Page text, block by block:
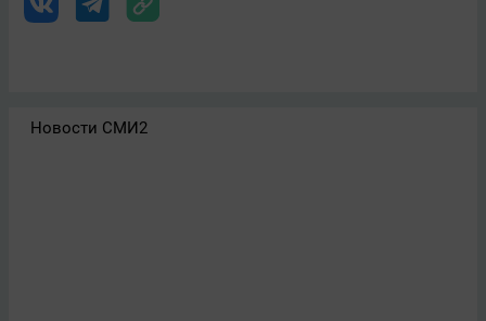
Новости СМИ2